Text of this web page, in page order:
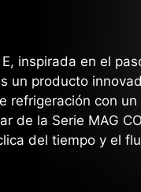
E, inspirada en el
un producto
refrigeración con
de la Serie MAG
del tiempo y el